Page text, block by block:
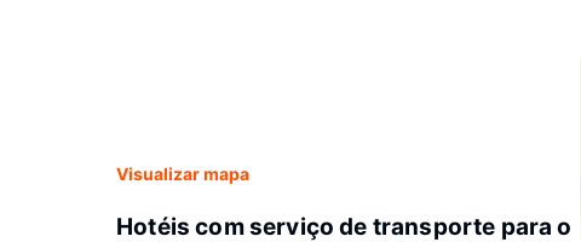
Visualizar mapa
Hotéis com serviço de transporte para o